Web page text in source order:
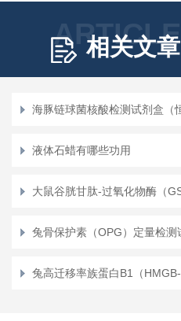
ARTICLE
相关文章
液体石蜡有哪些功用